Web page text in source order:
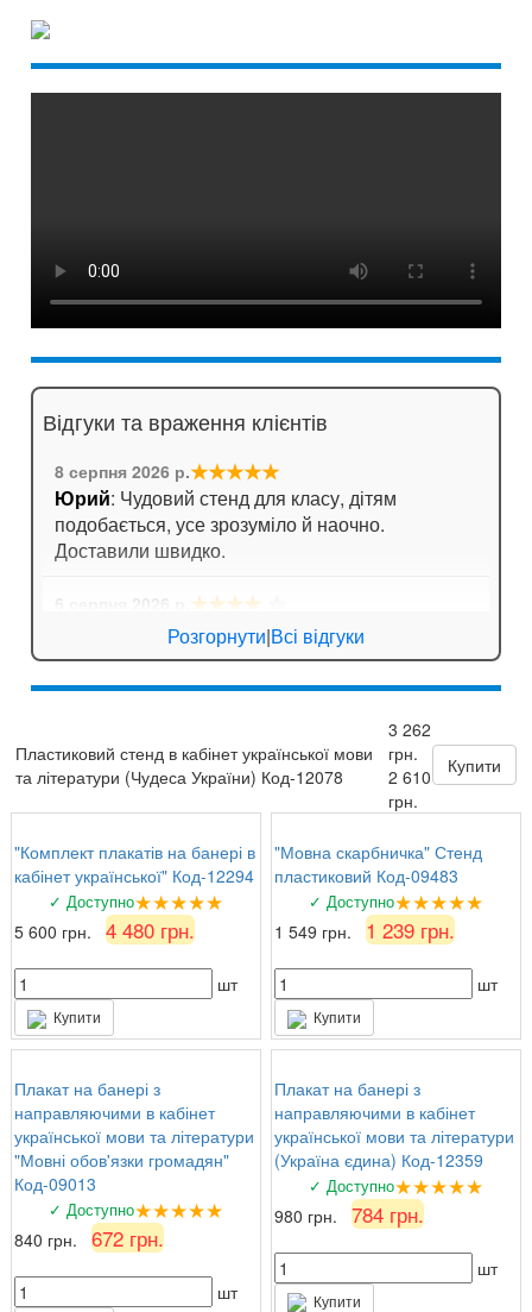
Відгуки та враження клієнтів
8 серпня 2026 р.★★★★★
Юрий: Чудовий стенд для класу, дітям
подобається, усе зрозуміло й наочно.
Доставили швидко.
★★★★
: Стенд для кабінету хімії дуже яскравий,
вчителі задоволені!
: Замовляли
комплект стендів з техніки безпеки. Все на
найвищому рівні, вчителі та учні задоволені!
Розгорнути|Всі відгуки
Пластиковий стенд в кабінет української мови
та літератури (Чудеса України) Код-12078
3 262
грн.
2 610
грн.
Купити
"Комплект плакатів на банері в
кабінет української" Код-12294
✓ Доступно★★★★★
5 600 грн. 4 480 грн.
шт
Купити
"Мовна скарбничка" Стенд
пластиковий Код-09483
✓ Доступно★★★★★
1 549 грн. 1 239 грн.
шт
Купити
Плакат на банері з
направляючими в кабінет
української мови та літератури
"Мовні обов'язки громадян"
Код-09013
✓ Доступно★★★★★
840 грн. 672 грн.
шт
Плакат на банері з
направляючими в кабінет
української мови та літератури
(Україна єдина) Код-12359
✓ Доступно★★★★★
980 грн. 784 грн.
шт
Купити